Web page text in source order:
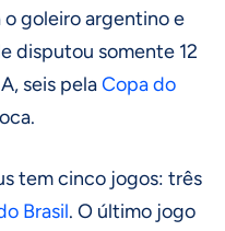
o goleiro argentino e
disputou somente 12
seis pelaCopa do
tem cinco jogos: três
Brasil. O último jogo